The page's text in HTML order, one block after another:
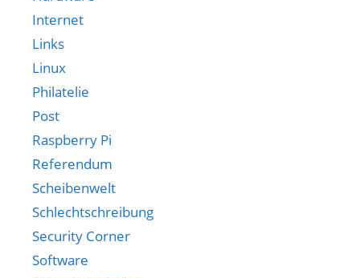
Internet
Links
Linux
Philatelie
Post
Raspberry Pi
Referendum
Scheibenwelt
Schlechtschreibung
Security Corner
Software